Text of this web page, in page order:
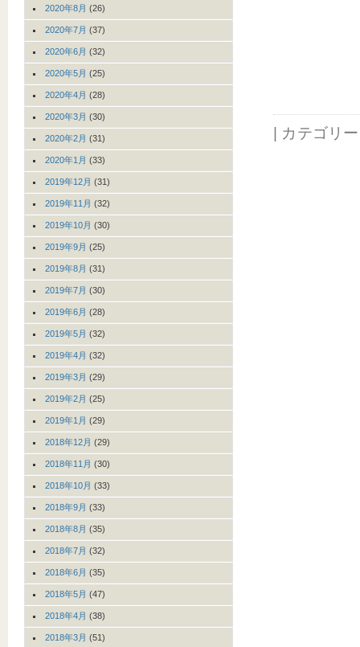
| カテゴリ
2020年8月 (26)
2020年7月 (37)
2020年6月 (32)
2020年5月 (25)
2020年4月 (28)
2020年3月 (30)
2020年2月 (31)
2020年1月 (33)
2019年12月 (31)
2019年11月 (32)
2019年10月 (30)
2019年9月 (25)
2019年8月 (31)
2019年7月 (30)
2019年6月 (28)
2019年5月 (32)
2019年4月 (32)
2019年3月 (29)
2019年2月 (25)
2019年1月 (29)
2018年12月 (29)
2018年11月 (30)
2018年10月 (33)
2018年9月 (33)
2018年8月 (35)
2018年7月 (32)
2018年6月 (35)
2018年5月 (47)
2018年4月 (38)
2018年3月 (51)